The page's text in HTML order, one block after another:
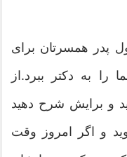
پدر همسرتان برای
به دکتر ببرد.از
و برایش شرح دهید
و اگر امروز وقت